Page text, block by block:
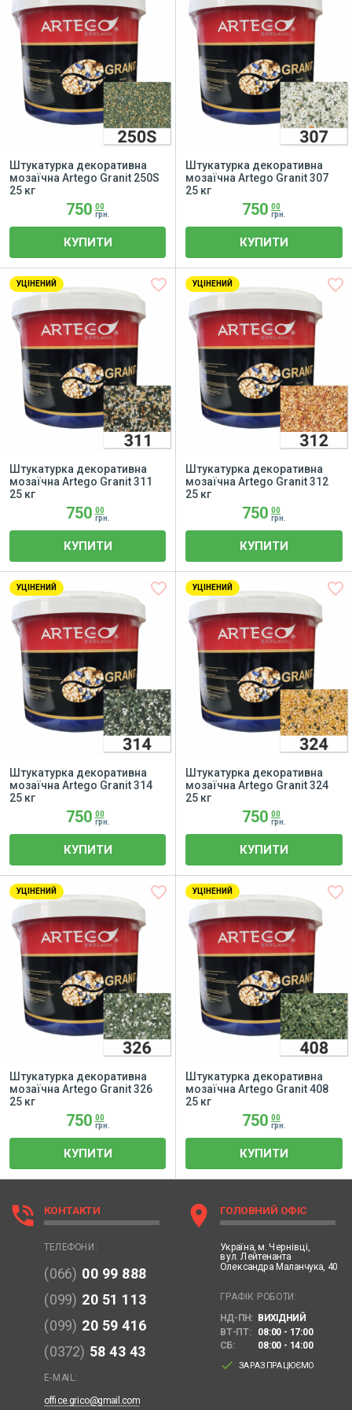
Штукатурка декоративна
мозаїчна Artego Granit 250S
25 кг
750 00
грн.
КУПИТИ
Штукатурка декоративна
мозаїчна Artego Granit 307
25 кг
750 00
грн.
КУПИТИ
УЦІНЕНИЙ
Штукатурка декоративна
мозаїчна Artego Granit 311
25 кг
750 00
грн.
КУПИТИ
favorite_border УЦІНЕНИЙ
Штукатурка декоративна
мозаїчна Artego Granit 312
25 кг
750 00
грн.
КУПИТИ
favorite_border
УЦІНЕНИЙ
Штукатурка декоративна
мозаїчна Artego Granit 314
25 кг
750 00
грн.
КУПИТИ
favorite_border УЦІНЕНИЙ
Штукатурка декоративна
мозаїчна Artego Granit 324
25 кг
750 00
грн.
КУПИТИ
favorite_border
УЦІНЕНИЙ
Штукатурка декоративна
мозаїчна Artego Granit 326
25 кг
750 00
грн.
КУПИТИ
favorite_border УЦІНЕНИЙ
Штукатурка декоративна
мозаїчна Artego Granit 408
25 кг
750 00
грн.
КУПИТИ
favorite_border
phone_in_talk КОНТАКТИ
ТЕЛЕФОНИ:
(066) 00 99 888
(099) 20 51 113
(099) 20 59 416
(0372) 58 43 43
E-MAIL:
office.grico@gmail.com
location_on ГОЛОВНИЙ ОФІС
Україна, м. Чернівці,
вул. Лейтенанта
Олександра Маланчука, 40
ГРАФІК РОБОТИ:
НД-ПН: ВИХІДНИЙ
ВТ-ПТ:
08:00 - 17:00
СБ:
08:00 - 14:00
done ЗАРАЗ ПРАЦЮЄМО